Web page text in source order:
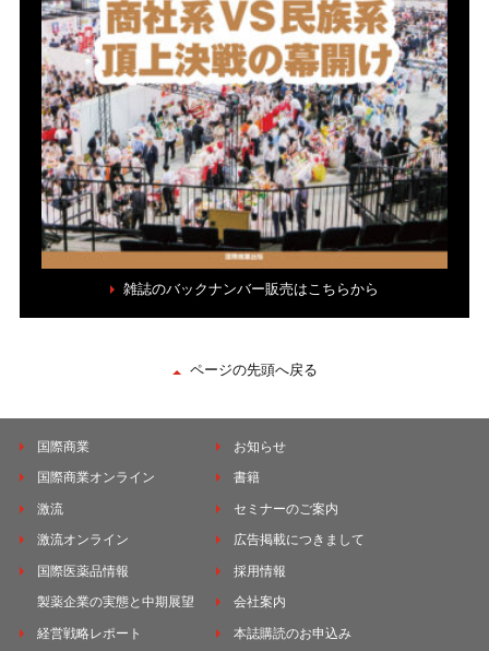
雑誌のバックナンバー販売はこちらから
ページの先頭へ戻る
国際商業
国際商業オンライン
激流
激流オンライン
国際医薬品情報
製薬企業の実態と中期展望
経営戦略レポート
お知らせ
書籍
セミナーのご案内
広告掲載につきまして
採用情報
会社案内
本誌購読のお申込み